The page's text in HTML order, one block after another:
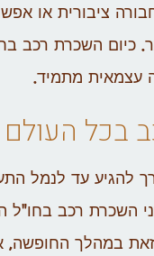
ציבורית או
כיום השכרת רכב
עצמאית מתמיד.
בכל העולם
להגיע עד לנמל
השכרת רכב
במהלך החופשה,